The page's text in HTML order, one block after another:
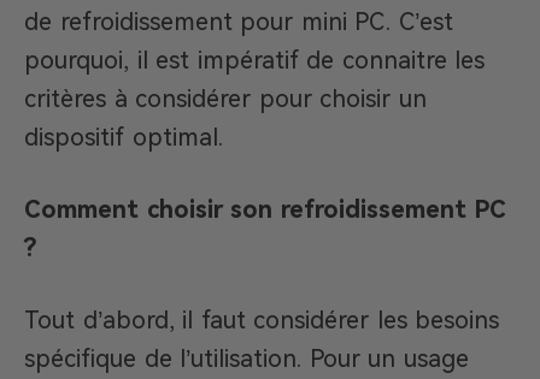
de refroidissement pour mini PC. C’est
pourquoi, il est impératif de connaitre les
critères à considérer pour choisir un
dispositif optimal.
Comment choisir son refroidissement PC
?
Tout d’abord, il faut considérer les besoins
spécifique de l’utilisation. Pour un usage